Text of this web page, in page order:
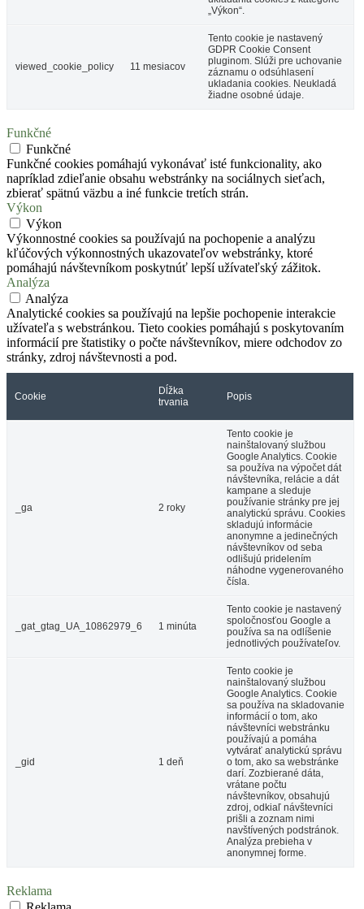
„Výkon“.
viewed_cookie_policy 11 mesiacov
Tento cookie je nastavený
GDPR Cookie Consent
pluginom. Slúži pre uchovanie
záznamu o odsúhlasení
ukladania cookies. Neukladá
žiadne osobné údaje.
Funkčné
Funkčné
Funkčné cookies pomáhajú vykonávať isté funkcionality, ako
napríklad zdieľanie obsahu webstránky na sociálnych sieťach,
zbierať spätnú väzbu a iné funkcie tretích strán.
Výkon
Výkon
Výkonnostné cookies sa používajú na pochopenie a analýzu
kľúčových výkonnostných ukazovateľov webstránky, ktoré
pomáhajú návštevníkom poskytnúť lepší užívateľský zážitok.
Analýza
Analýza
Analytické cookies sa používajú na lepšie pochopenie interakcie
užívateľa s webstránkou. Tieto cookies pomáhajú s poskytovaním
informácií pre štatistiky o počte návštevníkov, miere odchodov zo
stránky, zdroj návštevnosti a pod.
Cookie
Dĺžka
trvania
Popis
_ga 2 roky
Tento cookie je
nainštalovaný službou
Google Analytics. Cookie
sa používa na výpočet dát
návštevníka, relácie a dát
kampane a sleduje
používanie stránky pre jej
analytickú správu. Cookies
skladujú informácie
anonymne a jedinečných
návštevníkov od seba
odlišujú pridelením
náhodne vygenerovaného
čísla.
_gat_gtag_UA_10862979_6 1 minúta
Tento cookie je nastavený
spoločnosťou Google a
používa sa na odlíšenie
jednotlivých používateľov.
_gid 1 deň
Tento cookie je
nainštalovaný službou
Google Analytics. Cookie
sa používa na skladovanie
informácií o tom, ako
návštevníci webstránku
používajú a pomáha
vytvárať analytickú správu
o tom, ako sa webstránke
darí. Zozbierané dáta,
vrátane počtu
návštevníkov, obsahujú
zdroj, odkiaľ návštevníci
prišli a zoznam nimi
navštívených podstránok.
Analýza prebieha v
anonymnej forme.
Reklama